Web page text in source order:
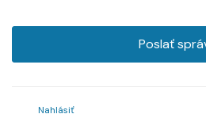
Poslať
Nahlásiť